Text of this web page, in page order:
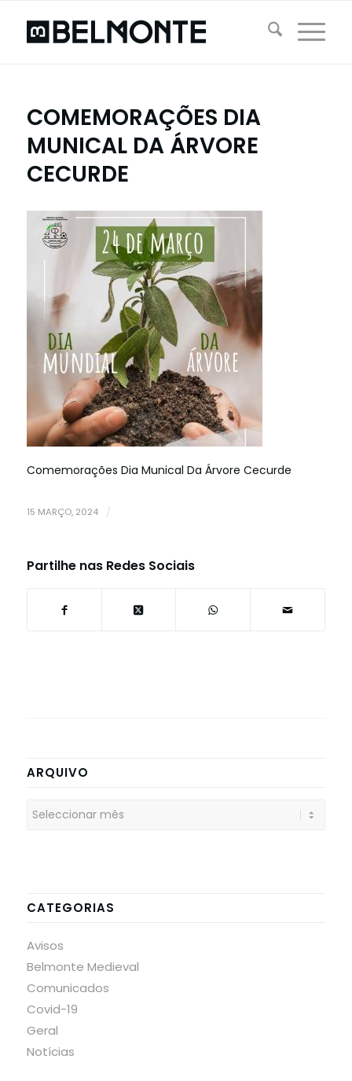
COMEMORAÇÕES DIA
MUNICAL DA ÁRVORE
CECURDE
Comemorações Dia Munical Da Árvore Cecurde
15 MARÇO, 2024 /
Partilhe nas Redes Sociais
ARQUIVO
CATEGORIAS
Avisos
Belmonte Medieval
Comunicados
Covid-19
Geral
Notícias